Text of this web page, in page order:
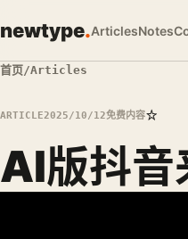
newtype.ArticlesNotes
首页/Articles
ARTICLE2025/10/12免费内容☆
AI版抖音